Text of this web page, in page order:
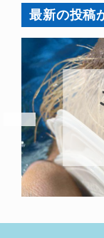
最新の投稿